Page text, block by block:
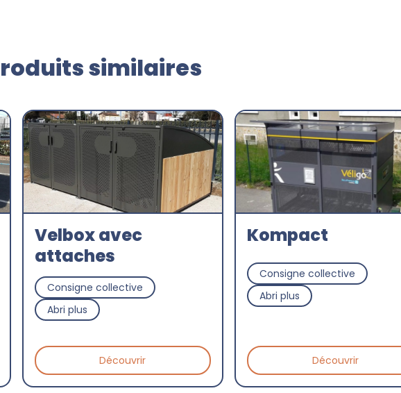
similaires
Velbox avec
attaches
Consigne collective
Abri plus
Découvrir
Kompact
Consigne collective
Abri plus
Découvrir